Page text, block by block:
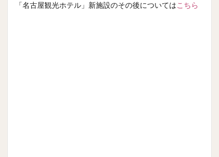
「名古屋観光ホテル」新施設のその後についてはこちら